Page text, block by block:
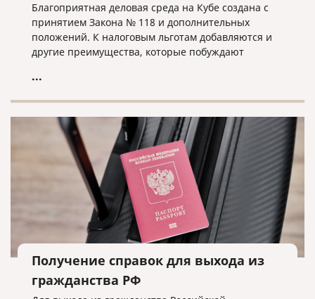
Благоприятная деловая среда на Кубе создана с
принятием Закона № 118 и дополнительных
положений. К налоговым льготам добавляются и
другие преимущества, которые побуждают
качестве места для инвестиций.
...
Получение справок для выхода из
гражданства РФ